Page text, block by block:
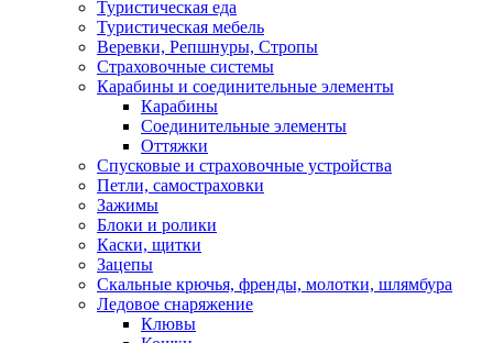
Туристическая еда
Туристическая мебель
Веревки, Репшнуры, Стропы
Страховочные системы
Карабины и соединительные элементы
Карабины
Соединительные элементы
Оттяжки
Спусковые и страховочные устройства
Петли, самостраховки
Зажимы
Блоки и ролики
Каски, щитки
Зацепы
Скальные крючья, френды, молотки, шлямбура
Ледовое снаряжение
Клювы